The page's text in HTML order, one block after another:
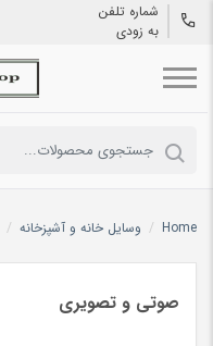
شماره تلفن
به زودی
Home
/ وسایل خانه و آشپزخانه /
صوتی و تصویری